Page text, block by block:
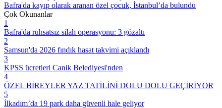
Bafra'da kayıp olarak aranan özel çocuk, İstanbul’da bulundu
Çok Okunanlar
1
Bafra'da ruhsatsız silah operasyonu: 3 gözaltı
2
Samsun'da 2026 fındık hasat takvimi açıklandı
3
KPSS ücretleri Canik Belediyesi'nden
4
ÖZEL BİREYLER YAZ TATİLİNİ DOLU DOLU GEÇİRİYOR
5
İlkadım’da 19 park daha güvenli hale geliyor